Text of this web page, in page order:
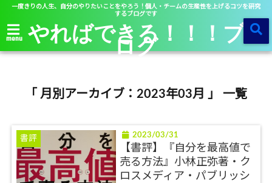
一度きりの人生、自分のやりたいことをやろう！個人・チームの生産性を上げるコツを研究
するブログです
menu やればできる！！！ブ
ログ
「 月別アーカイブ：2023年03月 」 一覧
書評 2023/03/31
【書評】『自分を最高値で
売る方法』小林正弥著・ク
ロスメディア・パブリッシ